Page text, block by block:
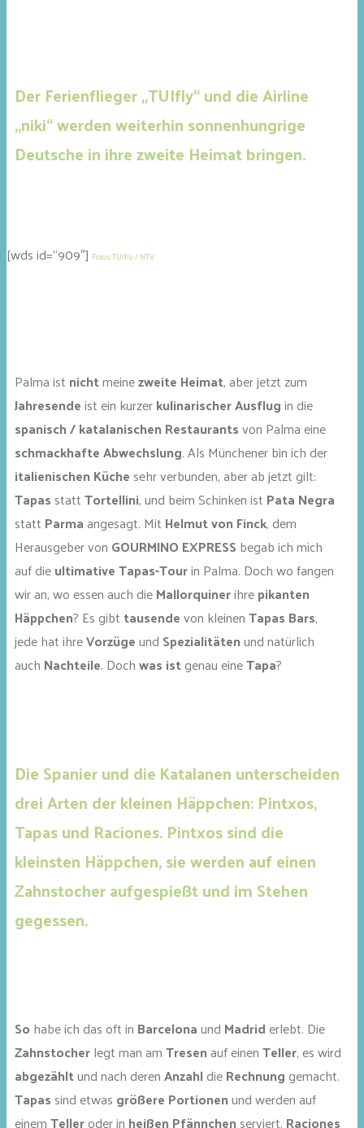
Der Ferienflieger „TUIfly“ und die Airline
„niki“ werden weiterhin sonnenhungrige
Deutsche in ihre zweite Heimat bringen.
[wds id=“909″] Fotos: TUIfly / NTV
Palma ist nichtmeinezweite Heimat, aber jetzt zum
Jahresendeist ein kurzerkulinarischer Ausflugin die
spanisch / katalanischen Restaurantsvon Palma eine
schmackhafte Abwechslung. Als Münchener bin ich der
italienischen Küche sehr verbunden, aber ab jetzt gilt:
Tapas stattTortellini, und beim Schinken ist Pata Negra
statt Parmaangesagt. Mit Helmut von Finck, dem
Herausgeber von GOURMINO EXPRESS begab ich mich
auf dieultimative Tapas-Tourin Palma. Doch wo fangen
wir an, wo essen auch dieMallorquinerihrepikanten
Häppchen? Es gibt tausendevon kleinenTapas Bars,
jede hat ihreVorzügeund Spezialitätenund natürlich
auch Nachteile. Dochwas istgenau eineTapa?
Die Spanier und die Katalanen unterscheiden
drei Arten der kleinen Häppchen: Pintxos,
Tapas und Raciones. Pintxos sind die
kleinsten Häppchen, sie werden auf einen
Zahnstocher aufgespießt und im Stehen
gegessen.
So habe ich das oft in Barcelonaund Madrid erlebt. Die
Zahnstocherlegt man amTresenauf einenTeller, es wird
abgezähltund nach derenAnzahl dieRechnung gemacht.
Tapas sind etwas größere Portionenund werden auf
einemTelleroder in heißen Pfännchen serviert. Raciones